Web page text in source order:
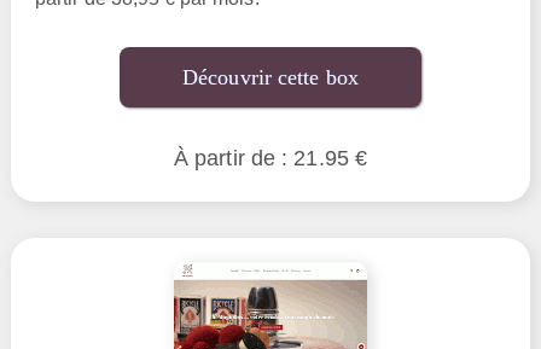
Découvrir cette box
À partir de : 21.95 €